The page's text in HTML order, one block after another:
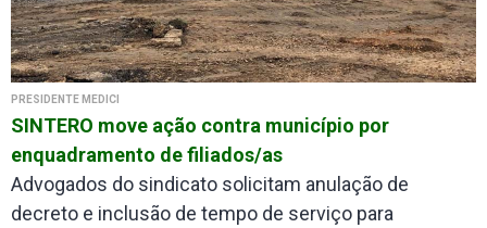
PRESIDENTE MÉDICI
SINTERO move ação contra município por
enquadramento de filiados/as
Advogados do sindicato solicitam anulação de
decreto e inclusão de tempo de serviço para